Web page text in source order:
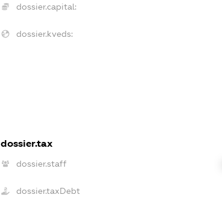
dossier.capital:
dossier.kveds:
dossier.tax
dossier.staff
dossier.taxDebt